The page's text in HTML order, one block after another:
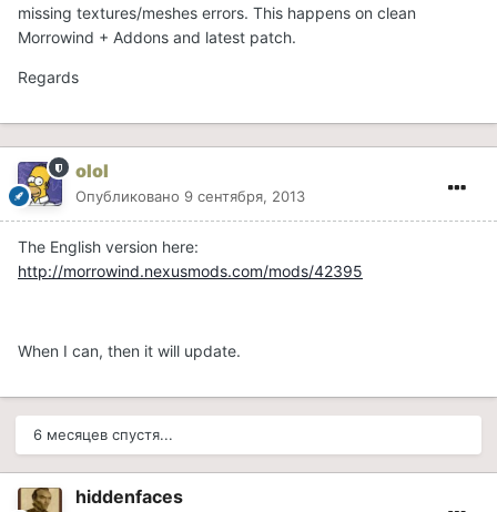
missing textures/meshes errors. This happens on clean
Morrowind + Addons and latest patch.
Regards
olol
Опубликовано 9 сентября, 2013
The English version here:
http://morrowind.nexusmods.com/mods/42395
When I can, then it will update.
6 месяцев спустя...
hiddenfaces